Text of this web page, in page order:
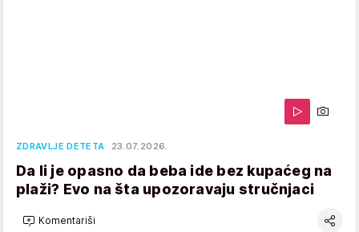
ZDRAVLJE DETETA 23.07.2026.
Da li je opasno da beba ide bez kupaćeg na
plaži? Evo na šta upozoravaju stručnjaci
Komentariši